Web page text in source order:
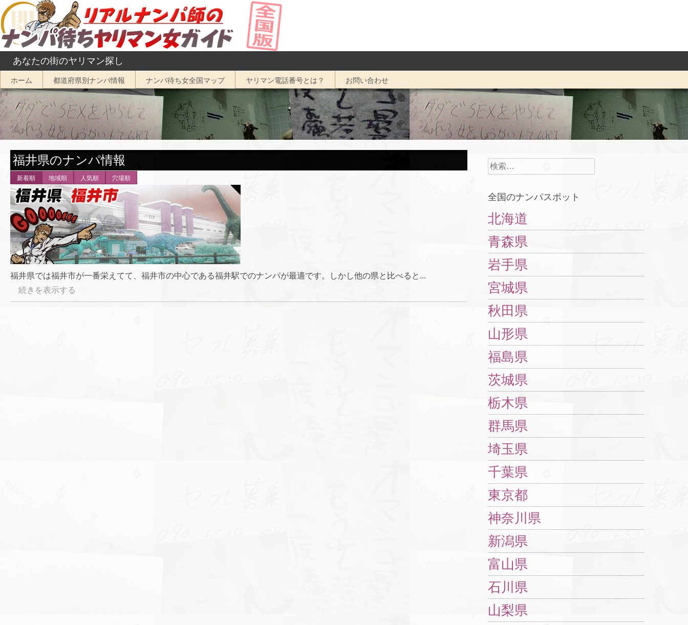
コ
ン
テ
ン
ス
キ
プ
あなたの街のヤリマン探し
ホーム 都道府県別ナンパ情報 ナンパ待ち女全国マップ ヤリマン電話番号とは？ お問い合わせ
福井県のナンパ情報
福井県では福井市が一番栄えてて、福井市の中心である福井駅でのナンパが最適です。しかし他の県と比べると...
続きを表示する
検
全国のナンパスポット
北海道
青森県
岩手県
宮城県
秋田県
山形県
福島県
茨城県
栃木県
群馬県
埼玉県
千葉県
東京都
神奈川県
新潟県
富山県
石川県
山梨県